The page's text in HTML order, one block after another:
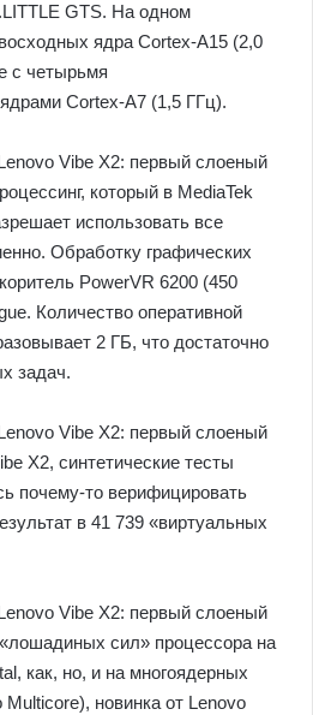
GTS. На одном
ядра Cortex-A15 (2,0
с четырьмя
Cortex-A7 (1,5 ГГц).
который в MediaTek
использовать все
Обработку графических
PowerVR 6200 (450
Количество оперативной
2 ГБ, что достаточно
задач.
X2, синтетические тесты
почему-то верифицировать
в 41 739 «виртуальных
сил» процессора на
как, но, и на многоядерных
новинка от Lenovo